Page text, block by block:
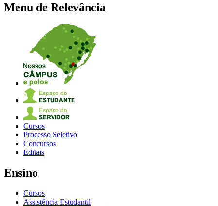
Menu de Relevância
Cursos
Processo Seletivo
Concursos
Editais
Ensino
Cursos
Assistência Estudantil